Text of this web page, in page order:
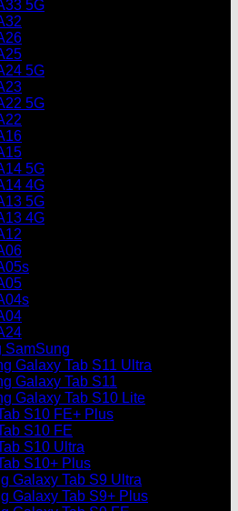
5G
5G
5G
5G
4G
5G
4G
SamSung
Galaxy Tab S11 Ultra
Galaxy Tab S11
Galaxy Tab S10 Lite
S10 FE+ Plus
S10 FE
S10 Ultra
S10+ Plus
Galaxy Tab S9 Ultra
Galaxy Tab S9+ Plus